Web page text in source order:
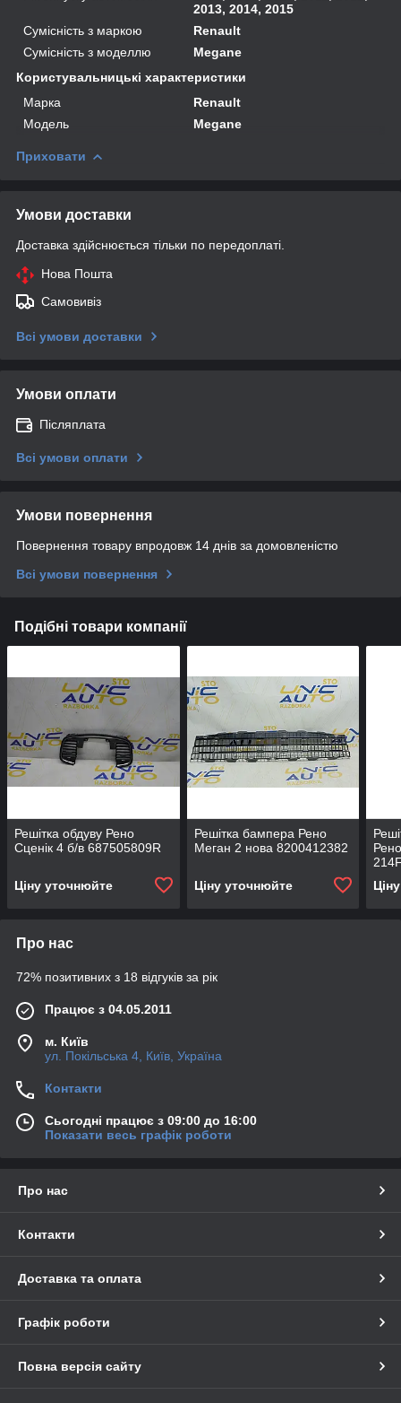
2013, 2014, 2015
Сумісність з маркою
Renault
Сумісність з моделлю
Megane
Користувальницькі характеристики
Марка
Renault
Модель
Megane
Приховати
Умови доставки
Доставка здійснюється тільки по передоплаті.
Нова Пошта
Самовивіз
Всі умови доставки
Умови оплати
Післяплата
Всі умови оплати
Умови повернення
Повернення товару впродовж 14 днів за домовленістю
Всі умови повернення
Подібні товари компанії
Решітка обдуву Рено
Сценік 4 б/в 687505809R
Ціну уточнюйте
Решітка бампера Рено
Меган 2 нова 8200412382
Ціну уточнюйте
Про нас
72% позитивних з 18 відгуків за рік
Працює з 04.05.2011
м. Київ
ул. Покільська 4, Київ, Україна
Контакти
Сьогодні працює з 09:00 до 16:00
Показати весь графік роботи
Про нас
Контакти
Доставка та оплата
Графік роботи
Повна версія сайту